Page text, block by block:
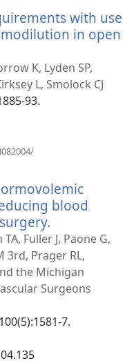
fenêtre)with use
in open
K, Lyden SP,
L, Smolock CJ
93.
fenêtre)
blood
une
nouvelle
fenêtre)
Fuller J, Paone G,
3rd, Prager RL,
the Michigan
Surgeons
7.